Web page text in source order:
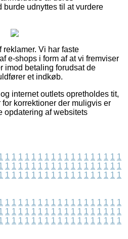
burde udnyttes til at vurdere
reklamer. Vi har faste
e-shops i form af at vi fremviser
imod betaling forudsat de
et indkøb.
internet outlets opretholdes tit,
korrektioner der muligvis er
opdatering af websitets
1 1 1 1 1 1 1 1 1 1 1 1 1 1 1 1 1 1
1 1 1 1 1 1 1 1 1 1 1 1 1 1 1 1 1 1
1 1 1 1 1 1 1 1 1 1 1 1 1 1 1 1 1 1
1 1 1 1 1 1 1 1 1 1 1 1 1 1 1 1 1 1
1 1 1 1 1 1 1 1 1 1 1 1 1 1 1 1 1 1
1 1 1 1 1 1 1 1 1 1 1 1 1 1 1 1 1 1